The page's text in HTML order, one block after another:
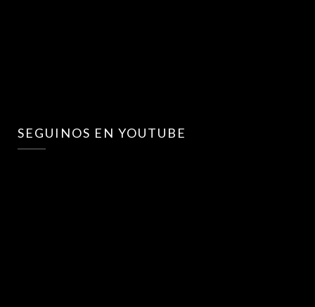
SEGUINOS EN YOUTUBE